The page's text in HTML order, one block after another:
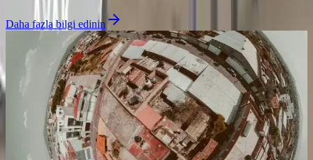
Daha fazla bilgi edinin